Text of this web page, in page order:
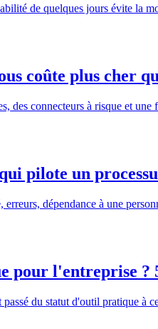
de quelques jours évite la
coûte plus cher
des connecteurs à risque et
pilote un
dépendance à une
pour l'entreprise ?
du statut d'outil pratique à